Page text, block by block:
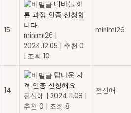
15
대바늘 이
론 과정 인증 신청합
니다
minimi26 |
2024.12.05 | 추천 0
| 조회 10
minimi26
14
탑다운 자
격 인증 신청해요
전신애 | 2024.11.08 |
추천 0 | 조회 8
전신애